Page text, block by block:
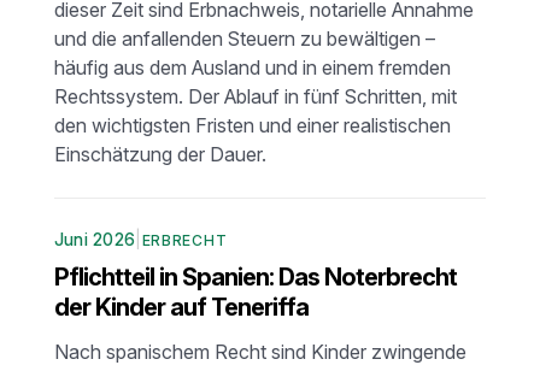
dieser Zeit sind Erbnachweis, notarielle Annahme
und die anfallenden Steuern zu bewältigen –
häufig aus dem Ausland und in einem fremden
Rechtssystem. Der Ablauf in fünf Schritten, mit
den wichtigsten Fristen und einer realistischen
Einschätzung der Dauer.
Juni 2026 ERBRECHT
Pflichtteil in Spanien: Das Noterbrecht
der Kinder auf Teneriffa
Nach spanischem Recht sind Kinder zwingende